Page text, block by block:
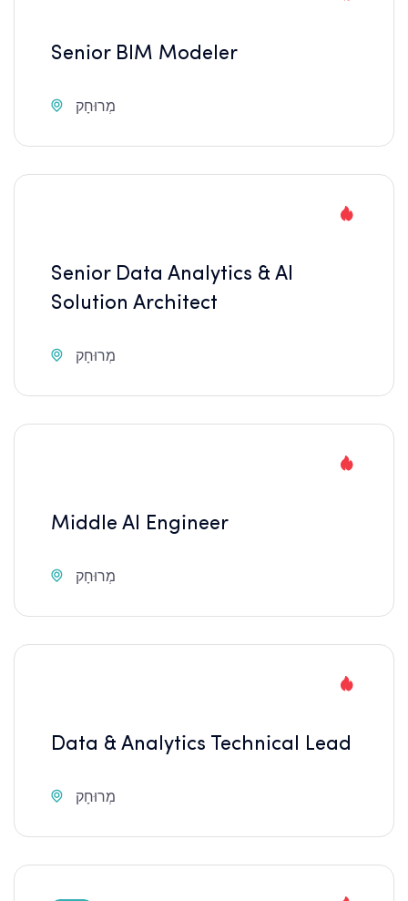
Senior BIM Modeler
מְרוּחָק
Senior Data Analytics & AI
Solution Architect
מְרוּחָק
Middle AI Engineer
מְרוּחָק
Data & Analytics Technical Lead
מְרוּחָק